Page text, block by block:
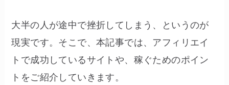
大半の人が途中で挫折してしまう、というのが
現実です。そこで、本記事では、アフィリエイ
トで成功しているサイトや、稼ぐためのポイン
トをご紹介していきます。